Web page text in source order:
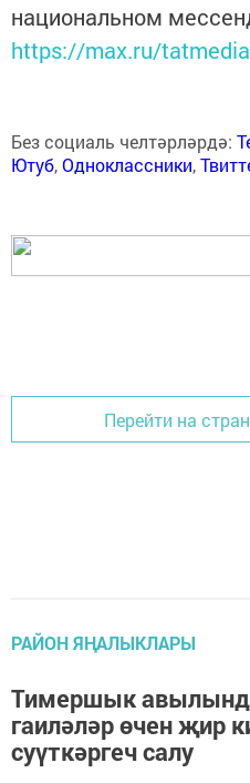
национальном
https://max.ru/tatmedia
Без социаль челтәрләрдә:
Ютуб,Одноклассники,
Перейти на
РАЙОН ЯҢАЛЫКЛАРЫ
Тимершык
гаиләләр өчен җир
суүткәргеч салу